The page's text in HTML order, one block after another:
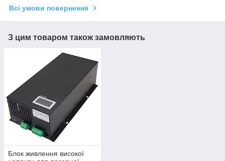
Всі умови повернення
З цим товаром також замовляють
Блок живлення високої